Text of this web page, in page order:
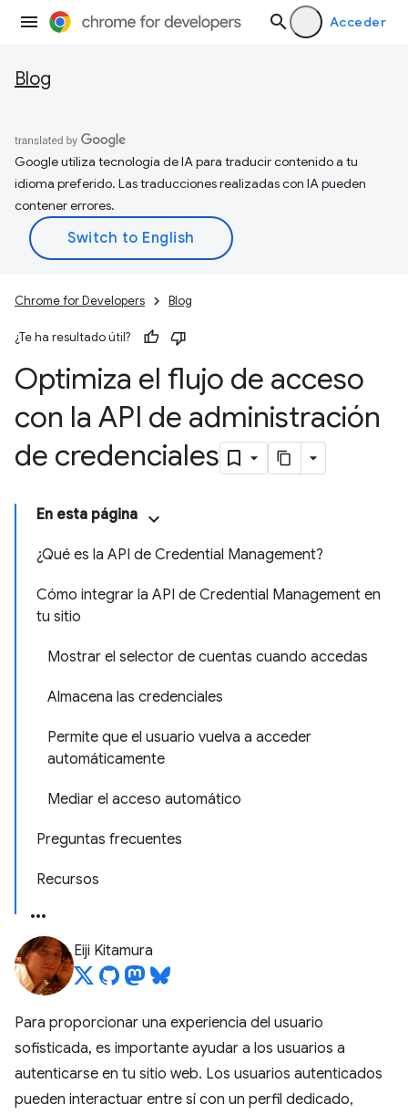
Acceder
Blog
Google utiliza tecnología de IA para traducir contenido a tu
idioma preferido. Las traducciones realizadas con IA pueden
contener errores.
Chrome for Developers Blog
¿Te ha resultado útil?
Optimiza el flujo de acceso
con la API de administración
de credenciales
En esta página
¿Qué es la API de Credential Management?
Cómo integrar la API de Credential Management en
tu sitio
Mostrar el selector de cuentas cuando accedas
Almacena las credenciales
Permite que el usuario vuelva a acceder
automáticamente
Mediar el acceso automático
Preguntas frecuentes
Recursos
Eiji Kitamura
Para proporcionar una experiencia del usuario
sofisticada, es importante ayudar a los usuarios a
autenticarse en tu sitio web. Los usuarios autenticados
pueden interactuar entre sí con un perfil dedicado,